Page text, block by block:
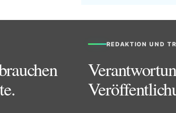
REDAKTION UND